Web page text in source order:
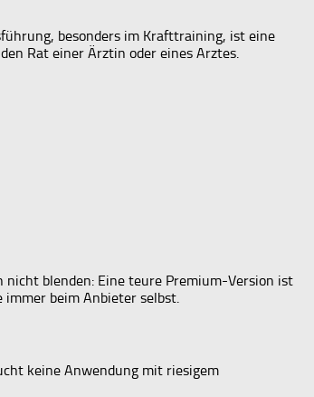
besonders im Krafttraining, ist eine
Rat einer Ärztin oder eines Arztes.
nicht blenden: Eine teure Premium-Version ist
immer beim Anbieter selbst.
keine Anwendung mit riesigem